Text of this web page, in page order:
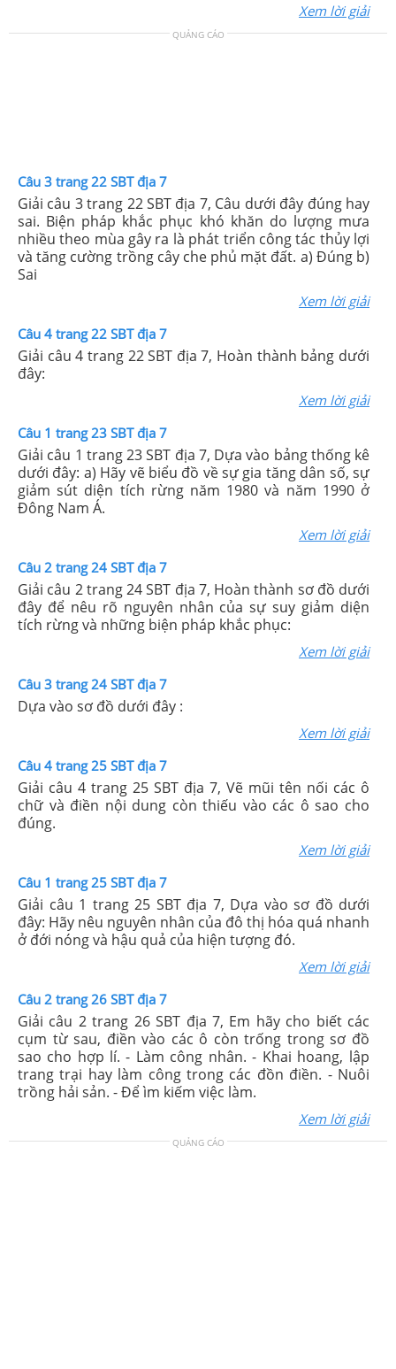
Xem lời giải
QUẢNG CÁO
Câu 3 trang 22 SBT địa 7
Giải câu 3 trang 22 SBT địa 7, Câu dưới đây đúng hay
sai. Biện pháp khắc phục khó khăn do lượng mưa
nhiều theo mùa gây ra là phát triển công tác thủy lợi
và tăng cường trồng cây che phủ mặt đất. a) Đúng b)
Sai
Xem lời giải
Câu 4 trang 22 SBT địa 7
Giải câu 4 trang 22 SBT địa 7, Hoàn thành bảng dưới
đây:
Xem lời giải
Câu 1 trang 23 SBT địa 7
Giải câu 1 trang 23 SBT địa 7, Dựa vào bảng thống kê
dưới đây: a) Hãy vẽ biểu đồ về sự gia tăng dân số, sự
giảm sút diện tích rừng năm 1980 và năm 1990 ở
Đông Nam Á.
Xem lời giải
Câu 2 trang 24 SBT địa 7
Giải câu 2 trang 24 SBT địa 7, Hoàn thành sơ đồ dưới
đây để nêu rõ nguyên nhân của sự suy giảm diện
tích rừng và những biện pháp khắc phục:
Xem lời giải
Câu 3 trang 24 SBT địa 7
Dựa vào sơ đồ dưới đây :
Xem lời giải
Câu 4 trang 25 SBT địa 7
Giải câu 4 trang 25 SBT địa 7, Vẽ mũi tên nối các ô
chữ và điền nội dung còn thiếu vào các ô sao cho
đúng.
Xem lời giải
Câu 1 trang 25 SBT địa 7
Giải câu 1 trang 25 SBT địa 7, Dựa vào sơ đồ dưới
đây: Hãy nêu nguyên nhân của đô thị hóa quá nhanh
ở đới nóng và hậu quả của hiện tượng đó.
Xem lời giải
Câu 2 trang 26 SBT địa 7
Giải câu 2 trang 26 SBT địa 7, Em hãy cho biết các
cụm từ sau, điền vào các ô còn trống trong sơ đồ
sao cho hợp lí. - Làm công nhân. - Khai hoang, lập
trang trại hay làm công trong các đồn điền. - Nuôi
trồng hải sản. - Để ìm kiếm việc làm.
Xem lời giải
QUẢNG CÁO